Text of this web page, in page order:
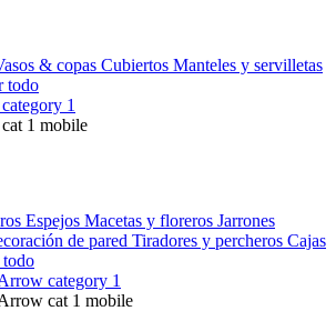
& copas Cubiertos Manteles y servilletas
todo
Espejos Macetas y floreros Jarrones
de pared Tiradores y percheros Cajas
todo